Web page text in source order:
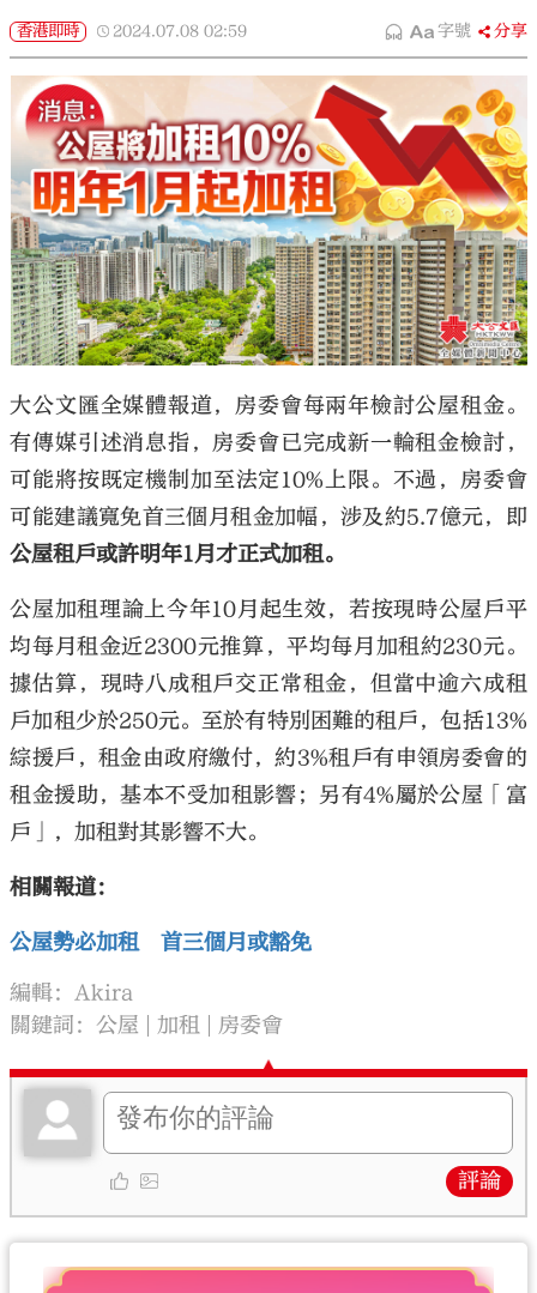
香港即時 2024.07.08 02:59 字號 分享
大公文匯全媒體報道，房委會每兩年檢討公屋租金。
有傳媒引述消息指，房委會已完成新一輪租金檢討，
可能將按既定機制加至法定10%上限。不過，房委會
可能建議寬免首三個月租金加幅，涉及約5.7億元，即
公屋租戶或許明年1月才正式加租。
公屋加租理論上今年10月起生效，若按現時公屋戶平
均每月租金近2300元推算，平均每月加租約230元。
據估算，現時八成租戶交正常租金，但當中逾六成租
戶加租少於250元。至於有特別困難的租戶，包括13%
綜援戶，租金由政府繳付，約3%租戶有申領房委會的
租金援助，基本不受加租影響；另有4%屬於公屋「富
戶」，加租對其影響不大。
相關報道：
公屋勢必加租 首三個月或豁免
編輯：Akira
關鍵詞：公屋 加租 房委會
評論